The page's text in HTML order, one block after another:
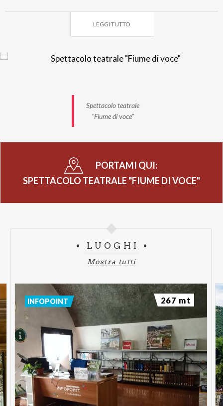
fatta di vibrazioni e ricca di sfumature e vitalita`.
PER L'ACQUISTO
-Biglietteria in auditorium Cuminetti il giorno dello
PARCHEGGIO
Ampio parcheggio gratuito adiacente.
LEGGI TUTTO
Spettacolo teatrale
"Fiume di voce"
PORTAMI QUI:
SPETTACOLO TEATRALE "FIUME DI VOCE"
LUOGHI
Mostra tutti
INFOPOINT 267 mt